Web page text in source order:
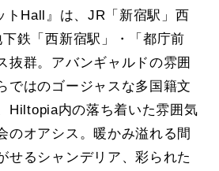
トHall』は、JR「新宿駅」西
鉄「西新宿駅」・「都庁前
抜群。アバンギャルドの雰囲
ではのゴージャスな多国籍文
Hiltopia内の落ち着いた雰囲気
のオアシス。暖かみ溢れる間
せるシャンデリア、彩られた